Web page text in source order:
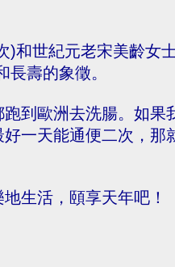
)和世紀元老宋美齡女
壽的象徵。
到歐洲去洗腸。如果
一天能通便二次，那
生活，頤享天年吧！